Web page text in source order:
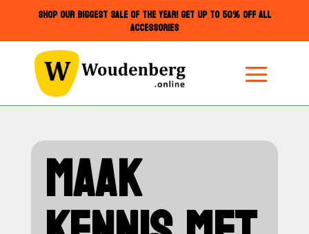
SHOP OUR BIGGEST SALE OF THE YEAR! GET UP TO 50% OFF ALL
ACCESSORIES
MAAK